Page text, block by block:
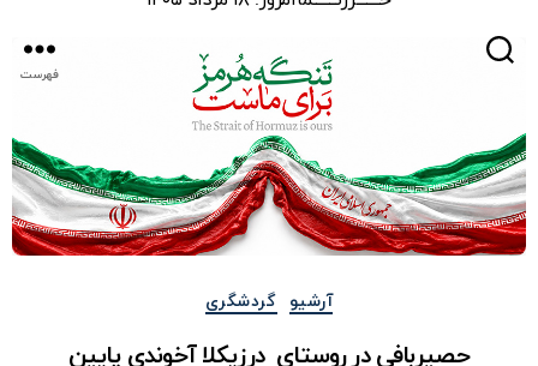
فهرست
دسته‌ها آرشیو گردشگری
حصیربافی در روستای درزیکلا آخوندی پایین